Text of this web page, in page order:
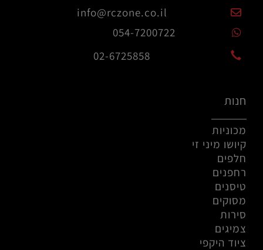
info@rczone.co.il
054-7200722
02-6725858
חנות
מכוניות
קיושו מיני זי
חלפים
רחפנים
טיסנים
מסוקים
סירות
צמיגים
ציוד היקפי